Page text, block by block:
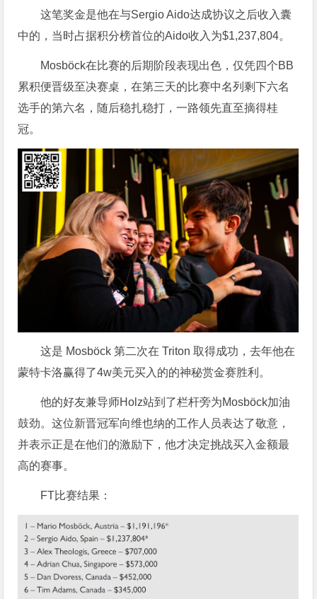
这笔奖金是他在与Sergio Aido达成协议之后收入囊
中的，当时占据积分榜首位的Aido收入为$1,237,804。
Mosböck在比赛的后期阶段表现出色，仅凭四个BB
累积便晋级至决赛桌，在第三天的比赛中名列剩下六名
选手的第六名，随后稳扎稳打，一路领先直至摘得桂
冠。
这是 Mosböck 第二次在 Triton 取得成功，去年他在
蒙特卡洛赢得了4w美元买入的的神秘赏金赛胜利。
他的好友兼导师Holz站到了栏杆旁为Mosböck加油
鼓劲。这位新晋冠军向维也纳的工作人员表达了敬意，
并表示正是在他们的激励下，他才决定挑战买入金额最
高的赛事。
FT比赛结果：